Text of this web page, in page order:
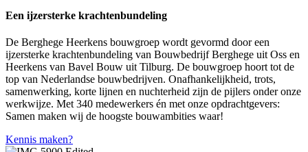
Een ijzersterke krachtenbundeling
De Berghege Heerkens bouwgroep wordt gevormd door een
ijzersterke krachtenbundeling van Bouwbedrijf Berghege uit Oss en
Heerkens van Bavel Bouw uit Tilburg. De bouwgroep hoort tot de
top van Nederlandse bouwbedrijven. Onafhankelijkheid, trots,
samenwerking, korte lijnen en nuchterheid zijn de pijlers onder onze
werkwijze. Met 340 medewerkers én met onze opdrachtgevers:
Samen maken wij de hoogste bouwambities waar!
Kennis maken?